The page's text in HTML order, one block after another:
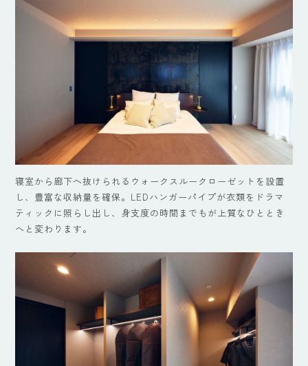
寝室から廊下へ抜けられるウォークスルークローゼットを設置
し、豊富な収納量を確保。LEDハンガーパイプが衣類をドラマ
ティックに照らし出し、身支度の時間までもが上質なひととき
へと変わります。